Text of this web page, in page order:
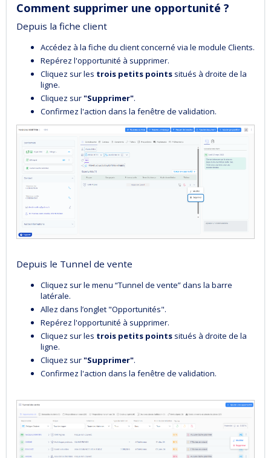
Comment supprimer une opportunité ?
Depuis la fiche client
Accédez à la fiche du client concerné via le module Clients.
Repérez l'opportunité à supprimer.
Cliquez sur les trois petits points situés à droite de la
ligne.
Cliquez sur"Supprimer".
Confirmez l'action dans la fenêtre de validation.
Depuis le Tunnel de vente
Cliquez sur le menu “Tunnel de vente” dans la barre
latérale.
Allez dans l’onglet "Opportunités".
Repérez l'opportunité à supprimer.
Cliquez sur les trois petits points situés à droite de la
ligne.
Cliquez sur"Supprimer".
Confirmez l'action dans la fenêtre de validation.